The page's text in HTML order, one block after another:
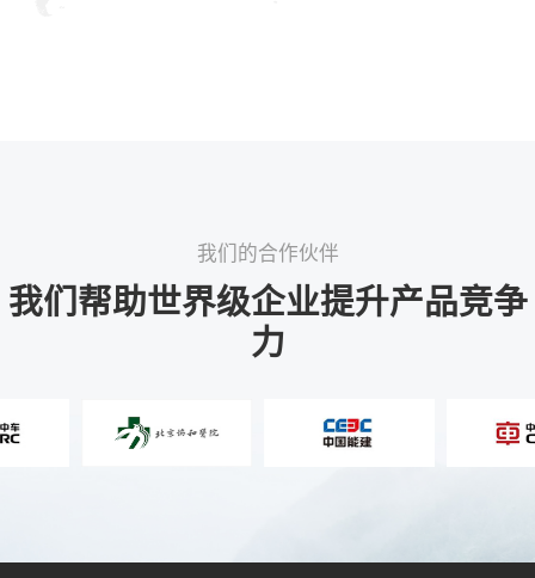
我们的合作伙伴
我们帮助世界级企业提升产品竞争
力